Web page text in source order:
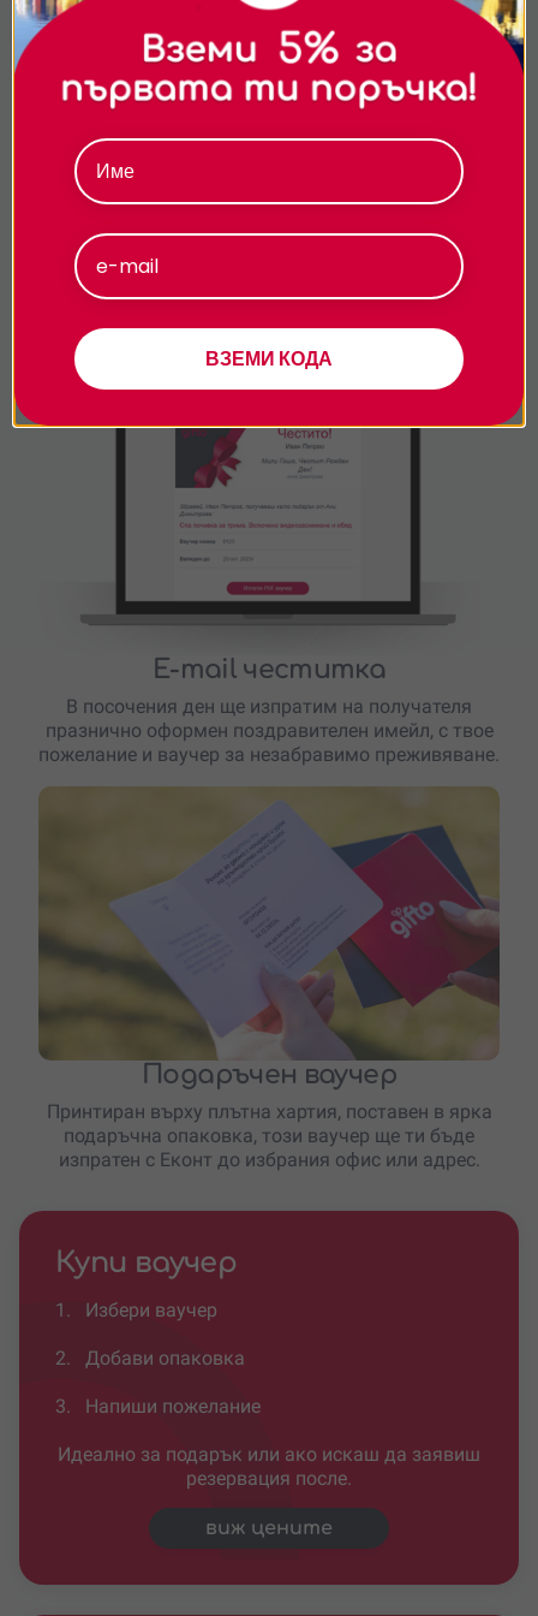
Избери електронен ваучер и ще го получиш
веднага след завършването на поръчката. Вземи
1лв отстъпка за всеки е-ваучер.
E-mail честитка
В посочения ден ще изпратим на получателя
празнично оформен поздравителен имейл, с твое
пожелание и ваучер за незабравимо преживяване.
Подаръчен ваучер
Принтиран върху плътна хартия, поставен в ярка
подаръчна опаковка, този ваучер ще ти бъде
изпратен с Еконт до избрания офис или адрес.
Купи ваучер
1. Избери ваучер
2. Добави опаковка
3. Напиши пожелание
Идеално за подарък или ако искаш да заявиш
резервация после.
виж цените
ВЗЕМИ КОДА
съдържание и реклами. Можете да приемете
всички бисквитки, да откажете всички или да
изберете предпочитания.За повече информация
относно начина, по който обработваме вашите
поверителност.